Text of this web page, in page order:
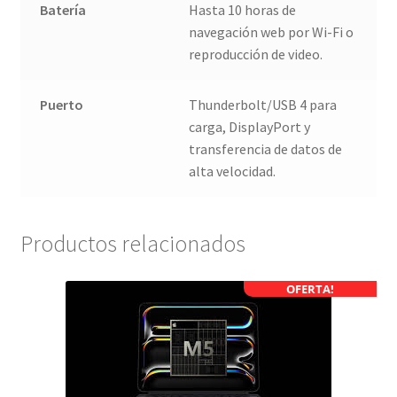
Batería
Hasta 10 horas de
navegación web por Wi-Fi o
reproducción de video.
Puerto
Thunderbolt/USB 4 para
carga, DisplayPort y
transferencia de datos de
alta velocidad.
Productos relacionados
OFERTA!